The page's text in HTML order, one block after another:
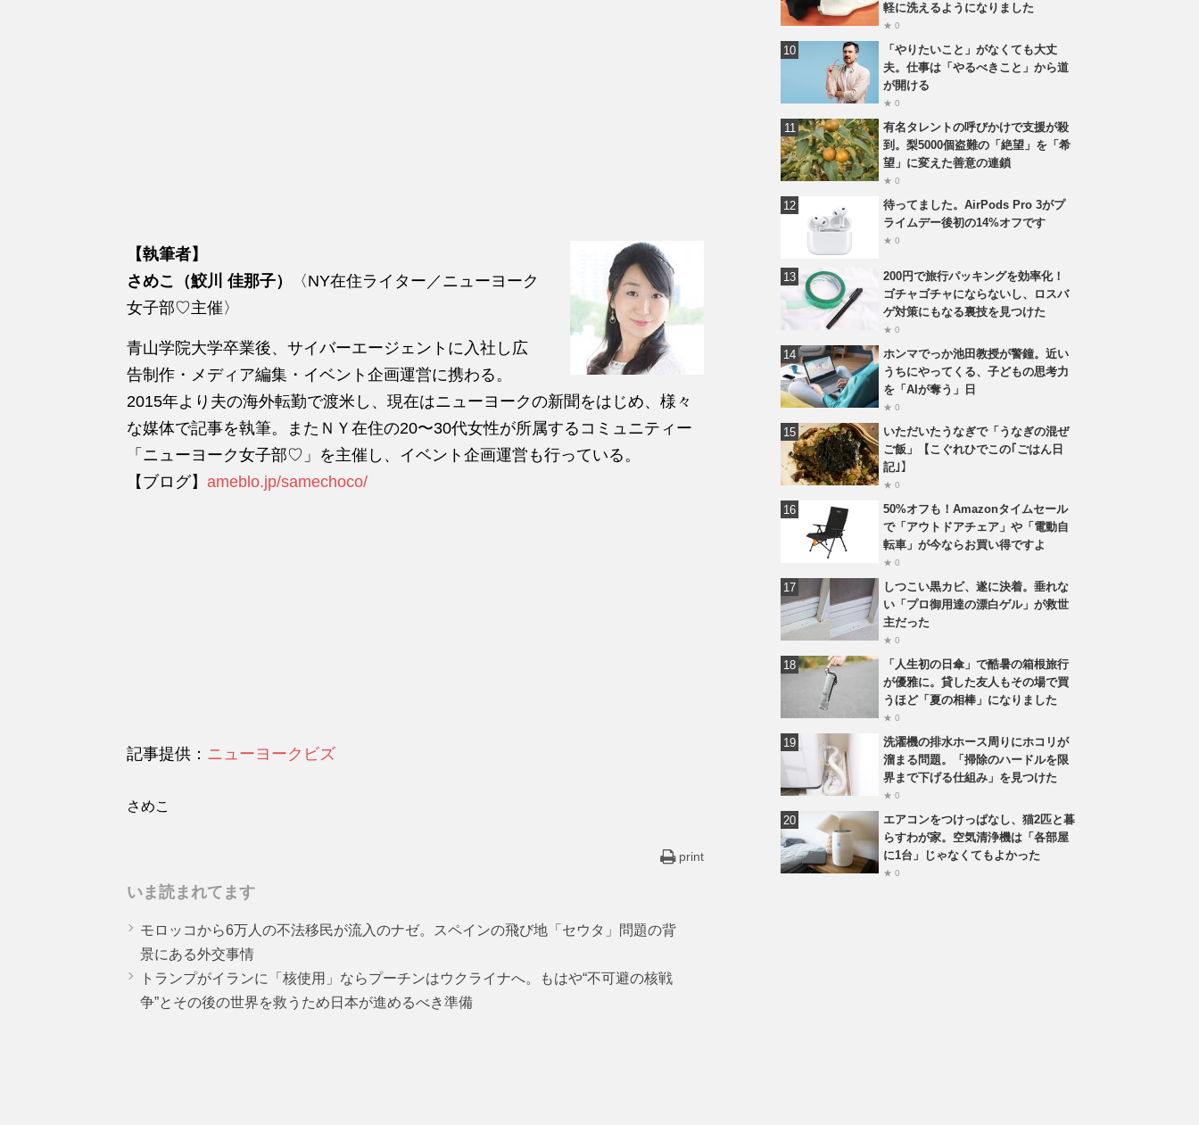
【執筆者】
さめこ（鮫川 佳那子）
〈NY在住ライター／ニューヨーク
女子部♡主催〉
青山学院大学卒業後、サイバーエージェントに入社し広
告制作・メディア編集・イベント企画運営に携わる。
2015年より夫の海外転勤で渡米し、現在はニューヨークの新聞をはじめ、様々
な媒体で記事を執筆。またＮＹ在住の20〜30代女性が所属するコミュニティー
「ニューヨーク女子部♡」を主催し、イベント企画運営も行っている。
【ブログ】 ameblo.jp/samechoco/
記事提供： ニューヨークビズ
さめこ
print
いま読まれてます
モロッコから6万人の不法移民が流入のナゼ。スペインの飛び地「セウタ」問題の背
景にある外交事情
トランプがイランに「核使用」ならプーチンはウクライナへ。もはや“不可避の核戦
争”とその後の世界を救うため日本が進めるべき準備
軽に洗えるようになりました
★ 0
「やりたいこと」がなくても大丈
夫。仕事は「やるべきこと」から道
が開ける
★ 0
有名タレントの呼びかけで支援が殺
到。梨5000個盗難の「絶望」を「希
望」に変えた善意の連鎖
★ 0
待ってました。AirPods Pro 3がプ
ライムデー後初の14%オフです
★ 0
200円で旅行パッキングを効率化！
ゴチャゴチャにならないし、ロスバ
ゲ対策にもなる裏技を見つけた
★ 0
ホンマでっか池田教授が警鐘。近い
うちにやってくる、子どもの思考力
を「AIが奪う」日
★ 0
いただいたうなぎで「うなぎの混ぜ
ご飯」【こぐれひでこの｢ごはん日
記｣】
★ 0
50%オフも！Amazonタイムセール
で「アウトドアチェア」や「電動自
転車」が今ならお買い得ですよ
★ 0
しつこい黒カビ、遂に決着。垂れな
い「プロ御用達の漂白ゲル」が救世
主だった
★ 0
「人生初の日傘」で酷暑の箱根旅行
が優雅に。貸した友人もその場で買
うほど「夏の相棒」になりました
★ 0
洗濯機の排水ホース周りにホコリが
溜まる問題。「掃除のハードルを限
界まで下げる仕組み」を見つけた
★ 0
エアコンをつけっぱなし、猫2匹と暮
らすわが家。空気清浄機は「各部屋
に1台」じゃなくてもよかった
★ 0